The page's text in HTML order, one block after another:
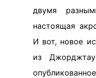
двумя
настоящая
И вот, новое
из